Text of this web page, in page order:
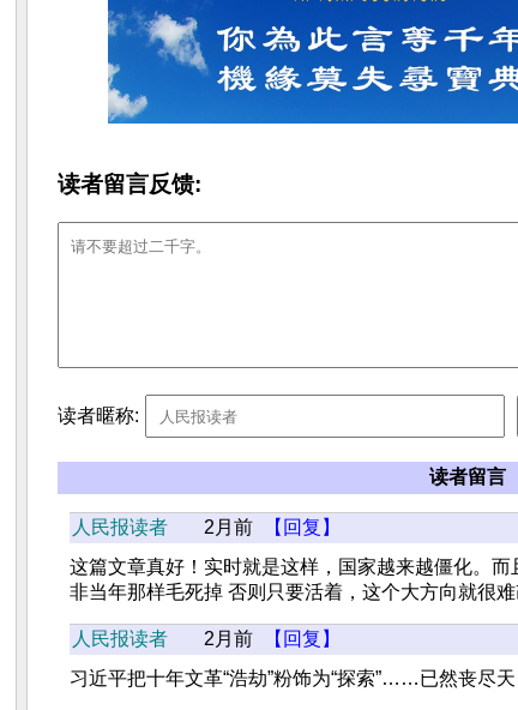
读者留言反馈:
读者暱称:
读者留言
人民报读者 2月前
【回复】
这篇文章真好！实时就是这样，国家越来越僵化。
非当年那样毛死掉 否则只要活着，这个大方向就很
人民报读者 2月前
【回复】
习近平把十年文革“浩劫”粉饰为“探索”……已然丧尽天